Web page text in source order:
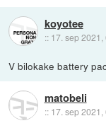
koyotee
:: 17. sep 2021,
V bilokake battery
matobeli
:: 17. sep 2021,